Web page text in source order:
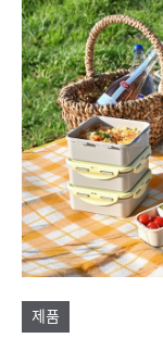
제품